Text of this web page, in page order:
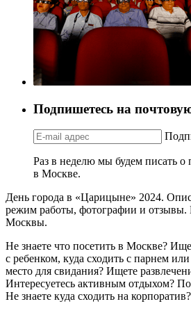
Подпишетесь на
Раз в неделю мы будем писать о
в Москве.
День города в «Царицыне» 2024.
режим работы, фотографии и отзывы.
Москвы.
Не знаете что посетить в Москве?
с ребенком, куда сходить с парнем
место для свидания? Ищете
Интересуетесь активным отдыхом?
Не знаете куда сходить на